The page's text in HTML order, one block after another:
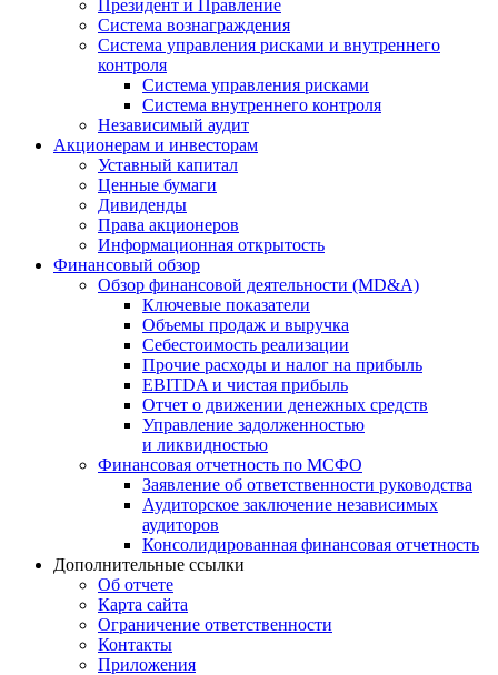
Президент и Правление
Система вознаграждения
Система управления рисками и внутреннего
контроля
Система управления рисками
Система внутреннего контроля
Независимый аудит
Акционерам и инвесторам
Уставный капитал
Ценные бумаги
Дивиденды
Права акционеров
Информационная открытость
Финансовый обзор
Обзор финансовой деятельности (MD&A)
Ключевые показатели
Объемы продаж и выручка
Себестоимость реализации
Прочие расходы и налог на прибыль
EBITDA и чистая прибыль
Отчет о движении денежных средств
Управление задолженностью
и ликвидностью
Финансовая отчетность по МСФО
Заявление об ответственности руководства
Аудиторское заключение независимых
аудиторов
Консолидированная финансовая отчетность
Дополнительные ссылки
Об отчете
Карта сайта
Ограничение ответственности
Контакты
Приложения